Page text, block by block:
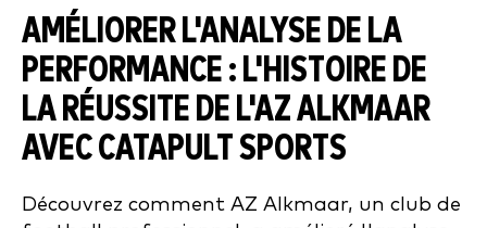
AMÉLIORER L'ANALYSE DE LA
PERFORMANCE : L'HISTOIRE DE
LA RÉUSSITE DE L'AZ ALKMAAR
AVEC CATAPULT SPORTS
Découvrez comment AZ Alkmaar, un club de